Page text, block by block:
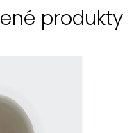
produkty